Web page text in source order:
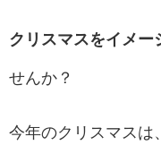
クリスマスをイメー
せんか？
今年のクリスマスは